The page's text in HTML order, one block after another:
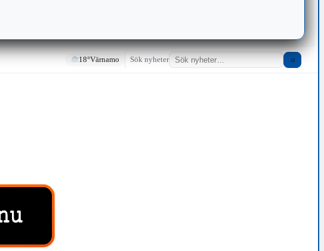
18°Värnamo Sök nyheter ⌕